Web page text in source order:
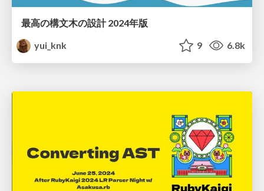
最高の構文木の設計 2024年版
yui_knk
9 6.8k